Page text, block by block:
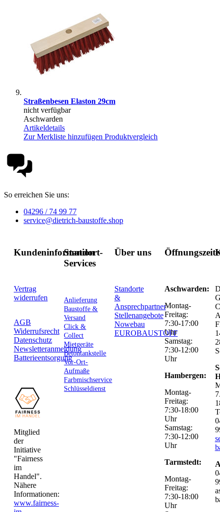
Straßenbesen Elaston 29cm
nicht verfügbar
Aschwarden
Artikeldetails
Zur Merkliste hinzufügen Produktvergleich
So erreichen Sie uns:
04296 / 74 99 77
service@dietrich-baustoffe.shop
Kundeninformation
Vertrag
widerrufen
AGB
Widerrufsrecht
Datenschutz
Newsletteranmeldung
Batterieentsorgung
Mitglied
der
Initiative
"Fairness
im
Handel".
Nähere
Informationen:
www.fairness-
Standort-
Services
Anlieferung
Baustoffe &
Versand
Click &
Collect
Mietgeräte
Betontankstelle
Vor-Ort-
Aufmaße
Farbmischservice
Schlüsseldienst
Über uns
Standorte
&
Ansprechpartner
Stellenangebote
Nowebau
EUROBAUSTOFF
Aschwarden:
Montag-
Freitag:
7:30-17:00
Uhr
Samstag:
7:30-12:00
Uhr
Hambergen:
Montag-
Freitag:
7:30-18:00
Uhr
Samstag:
7:30-12:00
Uhr
Tarmstedt:
Montag-
Freitag:
7:30-18:00
Uhr